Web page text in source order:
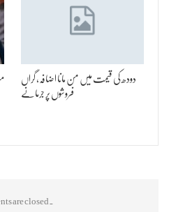
دودھ کی قیمت میں من مانا اضافہ، گراں
فروشوں پر جرمانے
are closed.